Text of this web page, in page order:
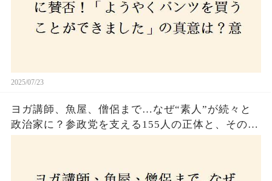
2025/07/23
ヨガ講師、魚屋、僧侶まで…なぜ“素人”が続々と
政治家に？参政党を支える155人の正体と、その